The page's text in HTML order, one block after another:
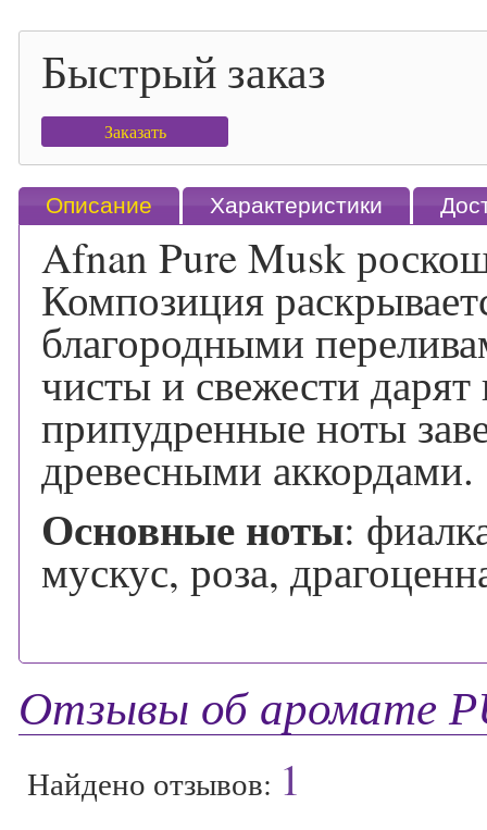
Быстрый заказ
Заказать
Описание Характеристики
Afnan Pure Musk
Композиция
благородными
чисты и свежести
припудренные ноты
древесными аккордами.
Основные ноты:
мускус, роза,
Отзывы об аромате
Найдено отзывов: 1